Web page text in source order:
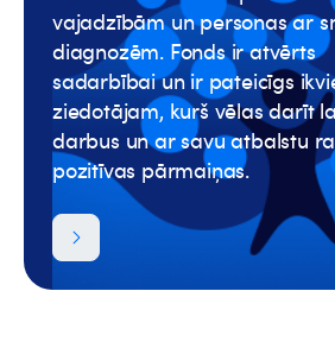
vajadzībām un personas ar
diagnozēm. Fonds ir atvērts
sadarbībai un ir pateicīgs
ziedotājam, kurš vēlas darīt
darbus un ar savu atbalstu
pozitīvas pārmaiņas.